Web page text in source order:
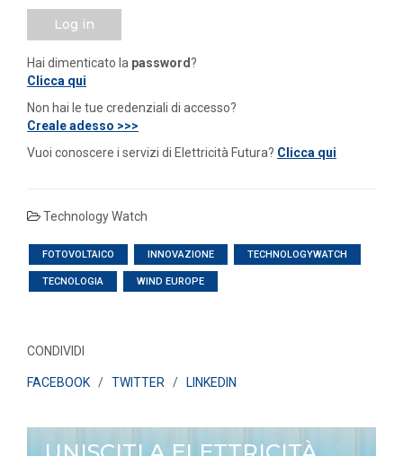
Log in
Hai dimenticato la password?
Clicca qui
Non hai le tue credenziali di accesso?
Creale adesso >>>
Vuoi conoscere i servizi di Elettricità Futura? Clicca qui
Technology Watch
FOTOVOLTAICO INNOVAZIONE TECHNOLOGYWATCH
TECNOLOGIA WIND EUROPE
CONDIVIDI
FACEBOOK / TWITTER / LINKEDIN